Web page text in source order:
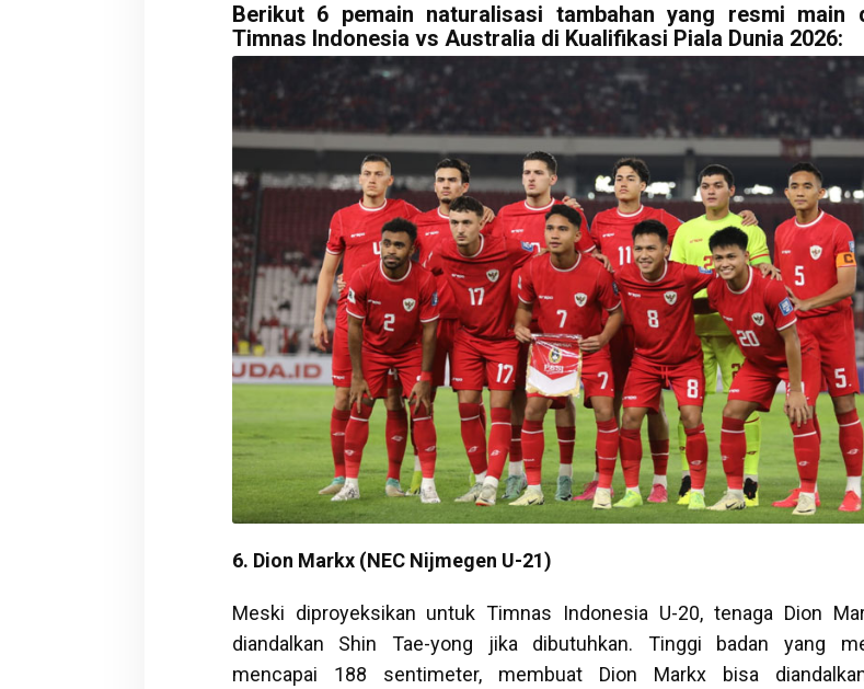
Berikut 6 pemain naturalisasi tambahan yang resmi main
Timnas Indonesia vs Australia di Kualifikasi Piala Dunia 2026:
6. Dion Markx (NEC Nijmegen U-21)
Meski diproyeksikan untuk Timnas Indonesia U-20, tenaga Dion
diandalkan Shin Tae-yong jika dibutuhkan. Tinggi badan yang
mencapai 188 sentimeter, membuat Dion Markx bisa
Daftar Harga Komoditas
Kabupaten Karo, Kamis 06